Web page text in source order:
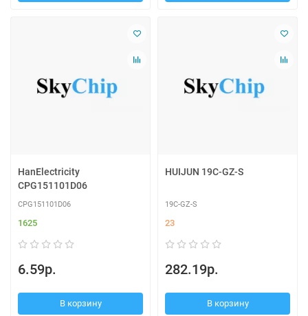
HanElectricity
CPG151101D06
CPG151101D06
1625
6.59р.
В корзину
HUIJUN 19C-GZ-S
19C-GZ-S
23
282.19р.
В корзину